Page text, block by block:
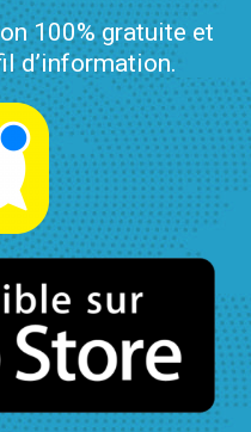
100% gratuite et
d’information.